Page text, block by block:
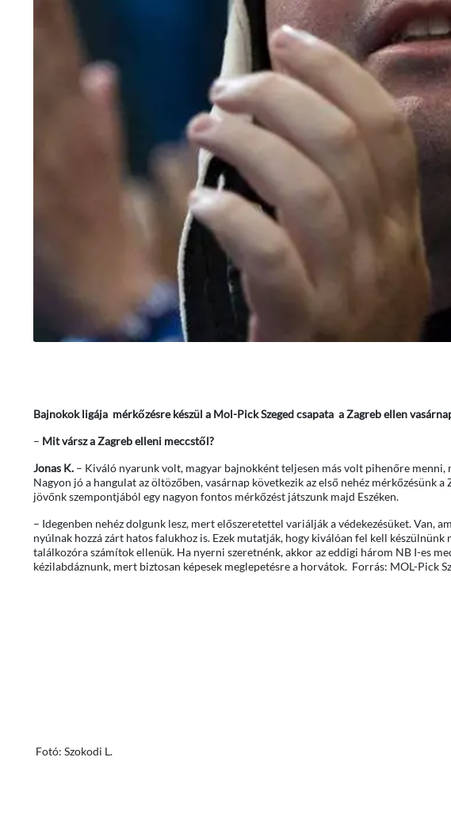
Bajnokok ligája mérkőzésre készül a Mol-Pick Szeged csapata a Zagreb ellen
– Mit vársz a Zagreb elleni meccstől?
Jonas K.– Kiváló nyarunk volt, magyar bajnokként teljesen más volt pihenőre menni,
Nagyon jó a hangulat az öltözőben, vasárnap következik az első nehéz mérkőzésünk
jövőnk szempontjából egy nagyon fontos mérkőzést játszunk majd Eszéken.
– Idegenben nehéz dolgunk lesz, mert előszeretettel variálják a védekezésüket. Van,
nyúlnak hozzá zárt hatos falukhoz is. Ezek mutatják, hogy kiválóan fel kell készülnünk
találkozóra számítok ellenük. Ha nyerni szeretnénk, akkor az eddigi három NB I-es
kézilabdáznunk, mert biztosan képesek meglepetésre a horvátok. Forrás: MOL-Pick
Fotó: Szokodi L.